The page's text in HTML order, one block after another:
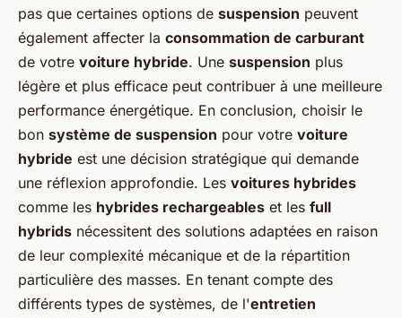
pas que certaines options de suspension peuvent
également affecter la consommation de carburant
de votre voiture hybride. Une suspension plus
légère et plus efficace peut contribuer à une meilleure
performance énergétique. En conclusion, choisir le
bon système de suspension pour votre voiture
hybride est une décision stratégique qui demande
une réflexion approfondie. Les voitures hybrides
comme les hybrides rechargeables et les full
hybrids nécessitent des solutions adaptées en raison
de leur complexité mécanique et de la répartition
particulière des masses. En tenant compte des
différents types de systèmes, de l'entretien